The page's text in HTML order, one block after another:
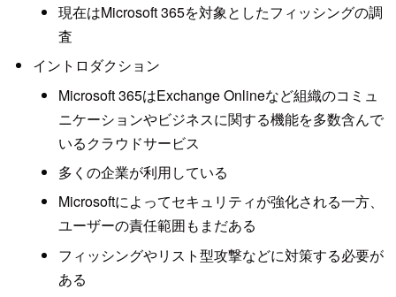
現在はMicrosoft 365を対象としたフィッシングの調
査
イントロダクション
Microsoft 365はExchange Onlineなど組織のコミュ
ニケーションやビジネスに関する機能を多数含んで
いるクラウドサービス
多くの企業が利用している
Microsoftによってセキュリティが強化される一方、
ユーザーの責任範囲もまだある
フィッシングやリスト型攻撃などに対策する必要が
ある